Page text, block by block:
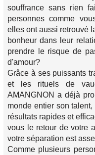
souffrance sans rien
personnes comme
elles ont aussi retrouvé
bonheur dans leur
prendre le risque de
d'amour?
Grâce à ses puissants
et les rituels de
AMANGNON a déjà
monde entier son
résultats rapides et
vous le retour de votre
votre séparation est
Comme plusieurs